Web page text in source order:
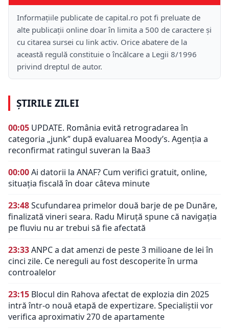
Informațiile publicate de capital.ro pot fi preluate de
alte publicații online doar în limita a 500 de caractere și
cu citarea sursei cu link activ. Orice abatere de la
această regulă constituie o încălcare a Legii 8/1996
privind dreptul de autor.
ȘTIRILE ZILEI
00:05 UPDATE. România evită retrogradarea în
categoria „junk” după evaluarea Moody’s. Agenția a
reconfirmat ratingul suveran la Baa3
00:00Ai datorii la ANAF? Cum verifici gratuit, online,
situația fiscală în doar câteva minute
23:48Scufundarea primelor două barje de pe Dunăre,
finalizată vineri seara. Radu Miruță spune că navigația
pe fluviu nu ar trebui să fie afectată
23:33ANPC a dat amenzi de peste 3 milioane de lei în
cinci zile. Ce nereguli au fost descoperite în urma
controalelor
23:15 Blocul din Rahova afectat de explozia din 2025
intră într-o nouă etapă de expertizare. Specialiștii vor
verifica aproximativ 270 de apartamente